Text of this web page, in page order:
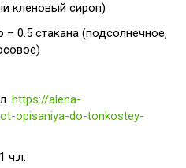
кленовый сироп)
– 0.5 стакана (подсолнечное‚
https://alena-
opisaniya-do-tonkostey-
ч.л.